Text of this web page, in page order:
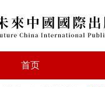
首页